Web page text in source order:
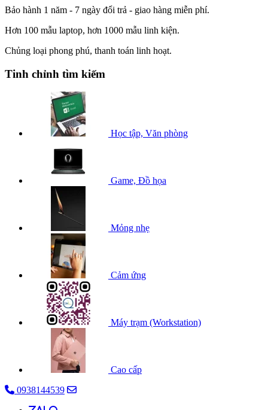
Bảo hành 1 năm - 7 ngày đổi trả - giao hàng miễn phí.
Hơn 100 mẫu laptop, hơn 1000 mẫu linh kiện.
Chủng loại phong phú, thanh toán linh hoạt.
Tinh chỉnh tìm kiếm
Học tập, Văn phòng
Game, Đồ họa
Mỏng nhẹ
Cảm ứng
Máy trạm (Workstation)
Cao cấp
0938144539